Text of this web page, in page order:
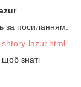
за посиланням:
lazur.html
знаті